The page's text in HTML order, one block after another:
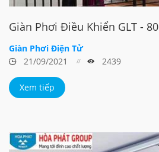
Giàn Phơi Điều Khiển GLT -
Giàn Phơi Điện Tử
21/09/2021
2439
Xem tiếp